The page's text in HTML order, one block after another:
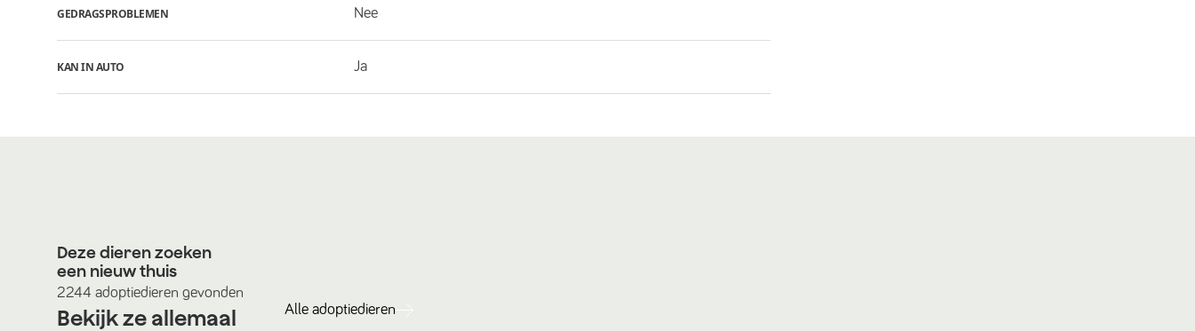
GEDRAGSPROBLEMEN Nee
KAN IN AUTO Ja
Deze dieren zoeken
een nieuw thuis
2244 adoptiedieren gevonden
Bekijk ze allemaal Alle adoptiedieren